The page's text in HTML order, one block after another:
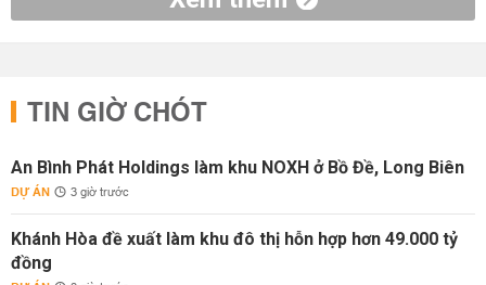
TIN GIỜ CHÓT
An Bình Phát Holdings làm khu NOXH ở Bồ Đề, Long Biên
DỰ ÁN 3 giờ trước
Khánh Hòa đề xuất làm khu đô thị hỗn hợp hơn 49.000 tỷ
đồng